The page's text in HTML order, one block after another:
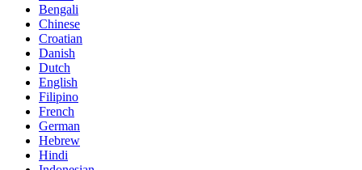
Bengali
Chinese
Croatian
Danish
Dutch
English
Filipino
French
German
Hebrew
Hindi